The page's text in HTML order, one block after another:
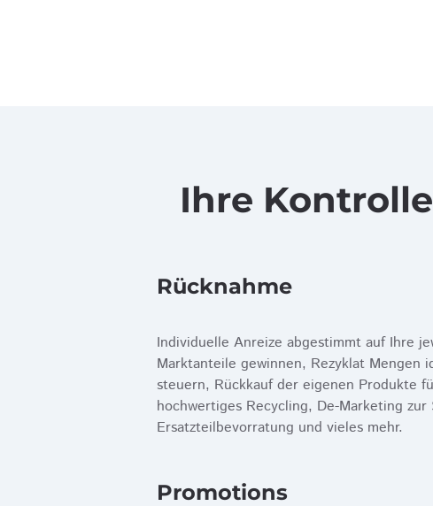
Ihre
Rücknahme
Individuelle Anreize abgestimmt auf Ihre
Marktanteile gewinnen, Rezyklat Mengen
steuern, Rückkauf der eigenen Produkte
hochwertiges Recycling, De-Marketing
Ersatzteilbevorratung und vieles mehr.
Promotions